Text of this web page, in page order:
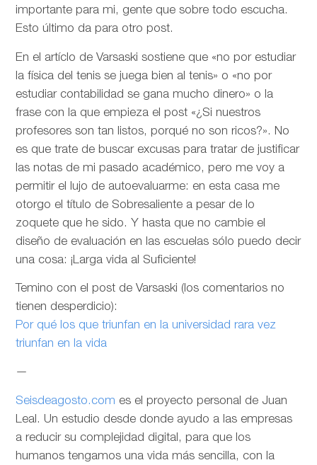
importante para mi, gente que sobre todo escucha.
Esto último da para otro post.
En el artíclo deVarsaski sostiene que «no por estudiar
la física del tenis se juega bien al tenis» o «no por
estudiar contabilidad se gana mucho dinero» o la
frase con la que empieza el post «¿Si nuestros
profesores son tan listos, porqué no son ricos?». No
es que trate de buscar excusas para tratar de justificar
las notas de mi pasado académico, pero me voy a
permitir el lujo de autoevaluarme: en esta casa me
otorgo el título de Sobresaliente a pesar de lo
zoquete que he sido. Y hasta que no cambie el
diseño de evaluación en las escuelas sólo puedo decir
una cosa: ¡Larga vida al Suficiente!
Temino con el post de Varsaski (los comentarios no
tienen desperdicio):
Por qué los que triunfan en la universidad rara vez
triunfan en la vida
—
Seisdeagosto.com es el proyecto personal de Juan
Leal. Un estudio desde donde ayudo a las empresas
a reducir su complejidad digital, para que los
humanos tengamos una vida más sencilla, con la